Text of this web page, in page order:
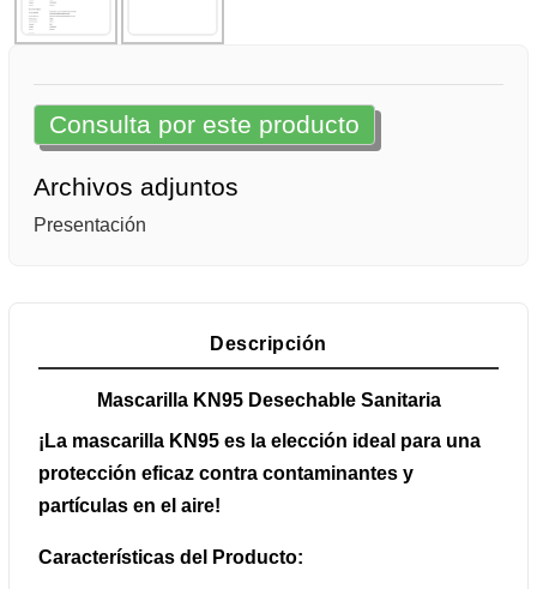
Consulta por este producto
Archivos adjuntos
Presentación
Descripción
Mascarilla KN95 Desechable Sanitaria
¡La mascarilla KN95 es la elección ideal para una
protección eficaz contra contaminantes y
partículas en el aire!
Características del Producto: